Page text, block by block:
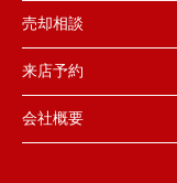
売却相談
来店予約
会社概要